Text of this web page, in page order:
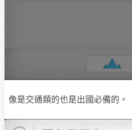
像是交通類的也是出國必備的。